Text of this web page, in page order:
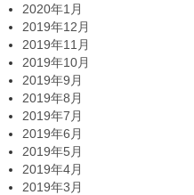
2020年1月
2019年12月
2019年11月
2019年10月
2019年9月
2019年8月
2019年7月
2019年6月
2019年5月
2019年4月
2019年3月